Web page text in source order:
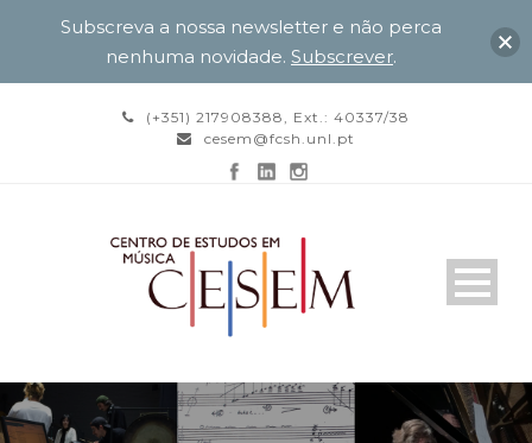
(+351) 217908388, Ext.: 40337/38
cesem@fcsh.unl.pt
Subscreva a nossa newsletter e não perca
nenhuma novidade. Subscrever.